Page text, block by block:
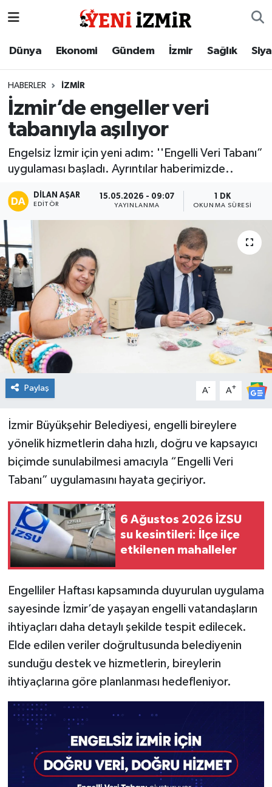
Dünya Ekonomi Gündem İzmir Sağlık
HABERLER İZMIR
İzmir’de engeller veri
tabanıyla aşılıyor
Engelsiz İzmir için yeni adım: ''Engelli Veri Tabanı”
uygulaması başladı. Ayrıntılar haberimizde..
DILAN AŞAR
EDITÖR
15.05.2026 - 09:07
YAYINLANMA
1 DK
OKUNMA SÜRESI
Paylaş A- A+
İzmir Büyükşehir Belediyesi, engelli bireylere
yönelik hizmetlerin daha hızlı, doğru ve kapsayıcı
biçimde sunulabilmesi amacıyla “Engelli Veri
Tabanı” uygulamasını hayata geçiriyor.
6 Ağustos 2026 İZSU
su kesintileri: İlçe ilçe
etkilenen mahalleler
Engelliler Haftası kapsamında duyurulan uygulama
sayesinde İzmir’de yaşayan engelli vatandaşların
ihtiyaçları daha detaylı şekilde tespit edilecek.
Elde edilen veriler doğrultusunda belediyenin
sunduğu destek ve hizmetlerin, bireylerin
ihtiyaçlarına göre planlanması hedefleniyor.
Dünya
Gündem
İzmir
Sağlık
Siyaset
Resmi İlanlar
Spor
Teknoloji
Tatil ve Seyahat
Çevre
İzmir Nöbetçi Eczaneler
İzmir Namaz Vakitleri
İzmir Trafik Yoğunluk Haritası
Süper Lig Puan Durumu ve Fikstür
Tüm Manşetler
Haber Arşivi